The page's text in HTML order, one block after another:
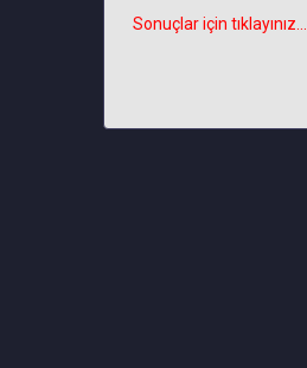
Sonuçlar için tıklayınız...